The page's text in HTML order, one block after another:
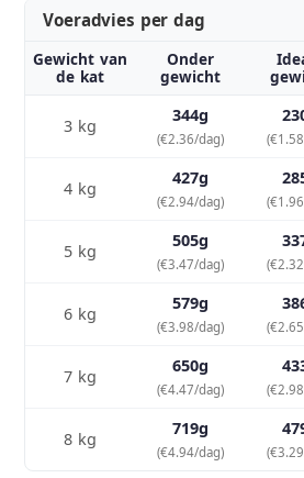
Voeradvies per dag
Gewicht van
de kat
Onder
gewicht
3 kg
344g
(€2.36/dag)
4 kg
427g
(€2.94/dag)
5 kg
505g
(€3.47/dag)
6 kg
579g
(€3.98/dag)
7 kg
650g
(€4.47/dag)
8 kg
719g
(€4.94/dag)